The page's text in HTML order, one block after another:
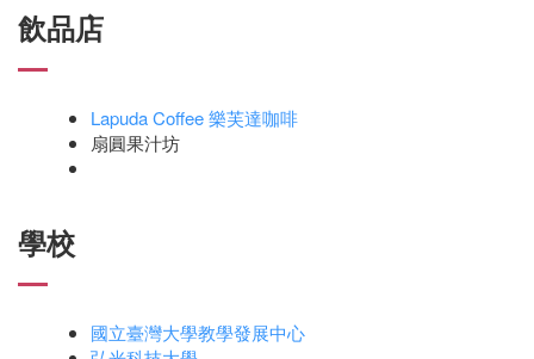
飲品店
Lapuda Coffee 樂芙達咖啡
扇圓果汁坊
學校
國立臺灣大學教學發展中心